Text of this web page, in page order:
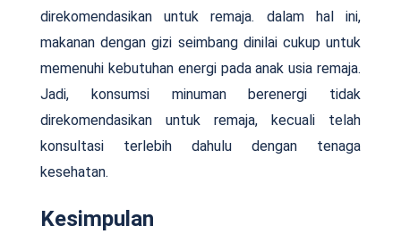
direkomendasikan untuk remaja. dalam hal ini,
makanan dengan gizi seimbang dinilai cukup untuk
memenuhi kebutuhan energi pada anak usia remaja.
Jadi, konsumsi minuman berenergi tidak
direkomendasikan untuk remaja, kecuali telah
konsultasi terlebih dahulu dengan tenaga
kesehatan.
Kesimpulan